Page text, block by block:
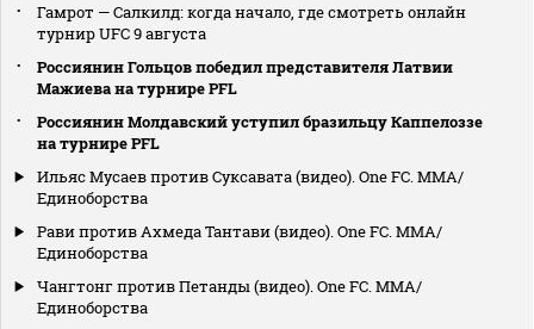
Гамрот — Салкилд: когда начало, где смотреть онлайн
турнир UFC 9 августа
Россиянин Гольцов победил представителя Латвии
Мажиева на турнире PFL
Россиянин Молдавский уступил бразильцу Каппелоззе
на турнире PFL
Ильяс Мусаев против Суксавата (видео). One FC. MMA/
Единоборства
Рави против Ахмеда Тантави (видео). One FC. MMA/
Единоборства
Чангтонг против Петанды (видео). One FC. MMA/
Единоборства